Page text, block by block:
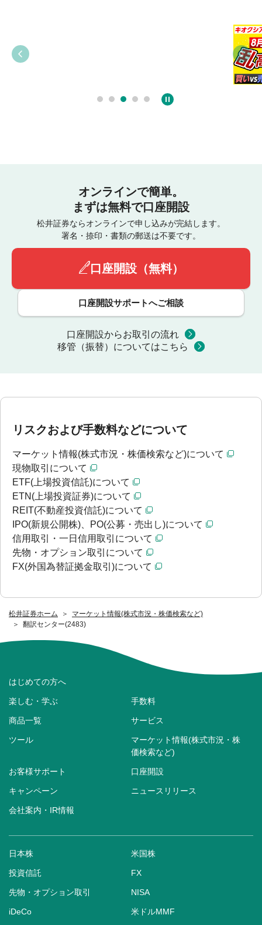
松井証券ホーム
マーケット情報(株式市況・株価検索など)
翻訳センター(2483)
オンラインで簡単。
まずは無料で口座開設
松井証券ならオンラインで申し込みが完結します。
署名・捺印・書類の郵送は不要です。
口座開設（無料）
口座開設サポートへご相談
口座開設からお取引の流れ
移管（振替）についてはこちら
リスクおよび手数料などについて
マーケット情報(株式市況・株価検索など)について
現物取引について
ETF(上場投資信託)について
ETN(上場投資証券)について
REIT(不動産投資信託)について
IPO(新規公開株)、PO(公募・売出し)について
信用取引・一日信用取引について
先物・オプション取引について
FX(外国為替証拠金取引)について
はじめての方へ
楽しむ・学ぶ 手数料
商品一覧 サービス
ツール
マーケット情報(株式市況・株
価検索など)
お客様サポート 口座開設
キャンペーン ニュースリリース
会社案内・IR情報
日本株 米国株
投資信託 FX
先物・オプション取引 NISA
iDeCo 米ドルMMF